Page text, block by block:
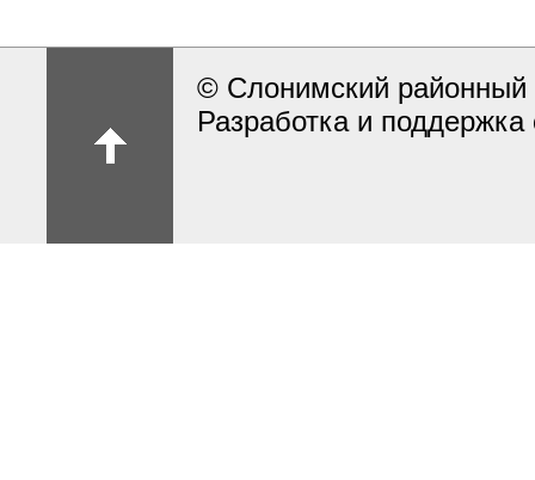
© Слонимский районный
Разработка и поддержка